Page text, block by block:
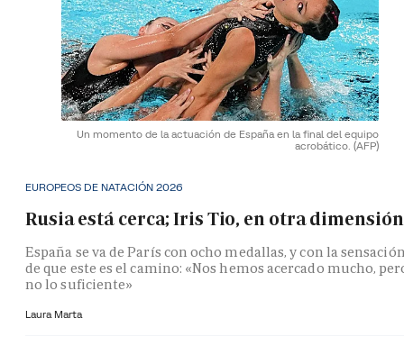
Un momento de la actuación de España en la final del equipo
acrobático. (AFP)
EUROPEOS DE NATACIÓN 2026
Rusia está cerca; Iris Tio, en otra dimensión
España se va de París con ocho medallas, y con la
de que este es el camino: «Nos hemos acercado mucho,
no lo suficiente»
Laura Marta